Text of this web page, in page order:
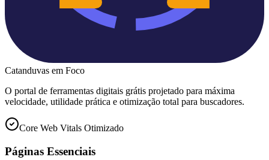
Catanduvas em Foco
O portal de ferramentas digitais grátis projetado para máxima
velocidade, utilidade prática e otimização total para buscadores.
Core Web Vitals Otimizado
Páginas Essenciais